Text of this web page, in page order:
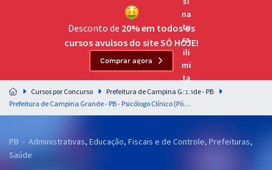
Assinatura OAB Até Passar
Acesso ilimitado a toda preparação para o Exame da
Residências Multiprofissionais
Preparação completa e intensiva para as principais
residências em saúde do Brasil
Assinatura Ilimitada
Desconto de 20% em todos os
cursos avulsos do site SÓ HOJE!
Comprar agora
Cursos por Concurso
Prefeitura de Campina Grande - PB
Prefeitura de Campina Grande - PB - Psicólogo Clínico (Pós-Edital)
PB - Administrativas, Educação, Fiscais e de Controle, Prefeituras,
Saúde